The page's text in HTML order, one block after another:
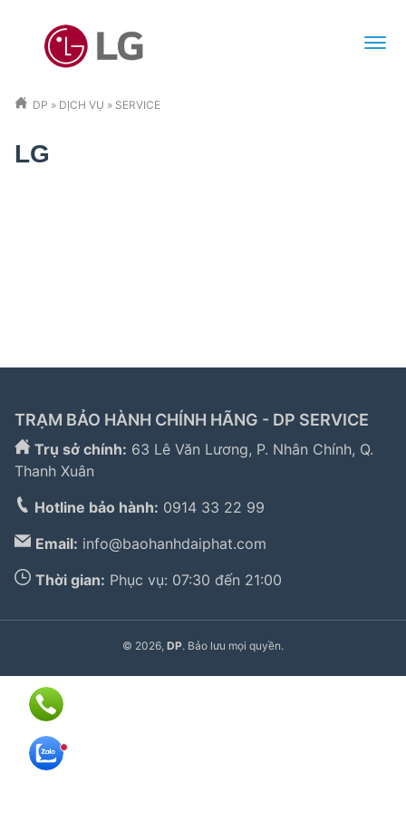
DP » DỊCH VỤ » SERVICE
LG
TRẠM BẢO HÀNH CHÍNH HÃNG - DP SERVICE
Trụ sở chính: 63 Lê Văn Lương, P. Nhân Chính, Q.
Thanh Xuân
Hotline bảo hành: 0914 33 22 99
Email: info@baohanhdaiphat.com
Thời gian: Phục vụ: 07:30 đến 21:00
© 2026, DP. Bảo lưu mọi quyền.